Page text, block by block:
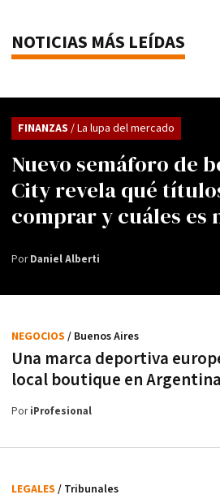
NOTICIAS MÁS LEÍDAS
Nuevo semáforo de
City revela qué
comprar y cuáles es
FINANZAS / La lupa del mercado
PorDaniel Alberti
Una marca deportiva
local boutique en Argentina
NEGOCIOS / Buenos Aires
PoriProfesional
LEGALES / Tribunales